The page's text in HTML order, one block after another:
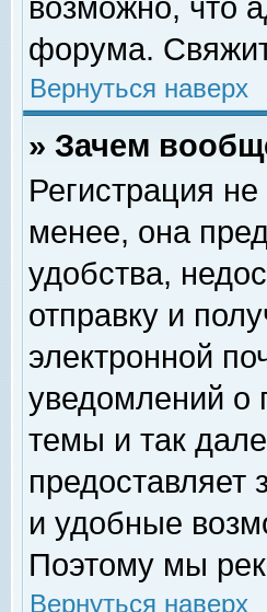
возможно, что
форума.
Вернуться наверх
» Зачем
Регистрация
менее, она
удобства,
отправку и
электронной
уведомлений о
темы и так
предоставляет
и удобные
Поэтому мы
Вернуться наверх